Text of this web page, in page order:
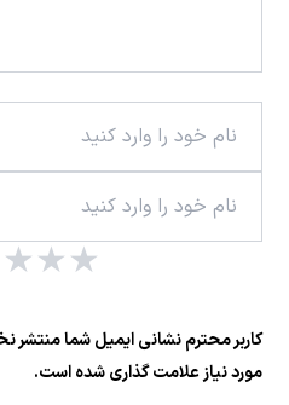
★
★
★
کاربر محترم نشانی ایمیل شما
مورد نیاز علامت گذاری شده است.